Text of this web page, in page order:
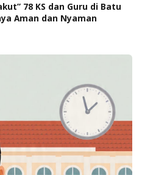
78 KS dan Guru di Batu
Aman dan Nyaman